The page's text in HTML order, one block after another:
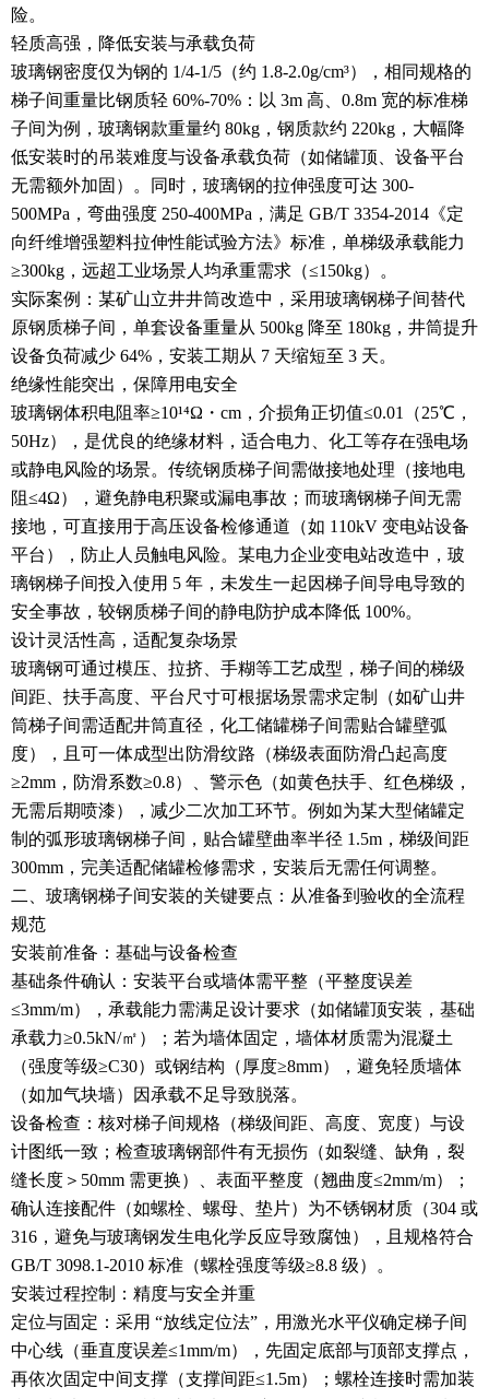
险。
轻质高强，降低安装与承载负荷
玻璃钢密度仅为钢的 1/4-1/5（约 1.8-2.0g/cm³），相同规格的
梯子间重量比钢质轻 60%-70%：以 3m 高、0.8m 宽的标准梯
子间为例，玻璃钢款重量约 80kg，钢质款约 220kg，大幅降
低安装时的吊装难度与设备承载负荷（如储罐顶、设备平台
无需额外加固）。同时，玻璃钢的拉伸强度可达 300-
500MPa，弯曲强度 250-400MPa，满足 GB/T 3354-2014《定
向纤维增强塑料拉伸性能试验方法》标准，单梯级承载能力
≥300kg，远超工业场景人均承重需求（≤150kg）。
实际案例：某矿山立井井筒改造中，采用玻璃钢梯子间替代
原钢质梯子间，单套设备重量从 500kg 降至 180kg，井筒提升
设备负荷减少 64%，安装工期从 7 天缩短至 3 天。
绝缘性能突出，保障用电安全
玻璃钢体积电阻率≥10¹⁴Ω・cm，介损角正切值≤0.01（25℃，
50Hz），是优良的绝缘材料，适合电力、化工等存在强电场
或静电风险的场景。传统钢质梯子间需做接地处理（接地电
阻≤4Ω），避免静电积聚或漏电事故；而玻璃钢梯子间无需
接地，可直接用于高压设备检修通道（如 110kV 变电站设备
平台），防止人员触电风险。某电力企业变电站改造中，玻
璃钢梯子间投入使用 5 年，未发生一起因梯子间导电导致的
安全事故，较钢质梯子间的静电防护成本降低 100%。
设计灵活性高，适配复杂场景
玻璃钢可通过模压、拉挤、手糊等工艺成型，梯子间的梯级
间距、扶手高度、平台尺寸可根据场景需求定制（如矿山井
筒梯子间需适配井筒直径，化工储罐梯子间需贴合罐壁弧
度），且可一体成型出防滑纹路（梯级表面防滑凸起高度
≥2mm，防滑系数≥0.8）、警示色（如黄色扶手、红色梯级，
无需后期喷漆），减少二次加工环节。例如为某大型储罐定
制的弧形玻璃钢梯子间，贴合罐壁曲率半径 1.5m，梯级间距
300mm，完美适配储罐检修需求，安装后无需任何调整。
二、玻璃钢梯子间安装的关键要点：从准备到验收的全流程
规范
安装前准备：基础与设备检查
基础条件确认：安装平台或墙体需平整（平整度误差
≤3mm/m），承载能力需满足设计要求（如储罐顶安装，基础
承载力≥0.5kN/㎡）；若为墙体固定，墙体材质需为混凝土
（强度等级≥C30）或钢结构（厚度≥8mm），避免轻质墙体
（如加气块墙）因承载不足导致脱落。
设备检查：核对梯子间规格（梯级间距、高度、宽度）与设
计图纸一致；检查玻璃钢部件有无损伤（如裂缝、缺角，裂
缝长度＞50mm 需更换）、表面平整度（翘曲度≤2mm/m）；
确认连接配件（如螺栓、螺母、垫片）为不锈钢材质（304 或
316，避免与玻璃钢发生电化学反应导致腐蚀），且规格符合
GB/T 3098.1-2010 标准（螺栓强度等级≥8.8 级）。
安装过程控制：精度与安全并重
定位与固定：采用 “放线定位法”，用激光水平仪确定梯子间
中心线（垂直度误差≤1mm/m），先固定底部与顶部支撑点，
再依次固定中间支撑（支撑间距≤1.5m）；螺栓连接时需加装